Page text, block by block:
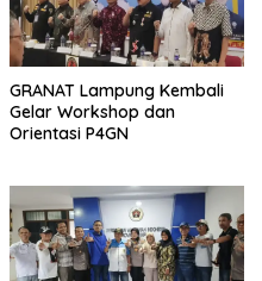
GRANAT Lampung Kembali
Gelar Workshop dan
Orientasi P4GN